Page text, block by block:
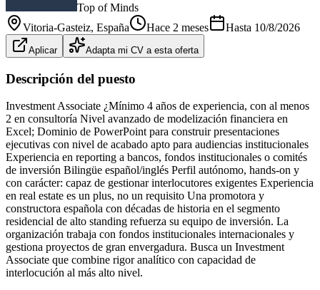
Top of Minds
Vitoria-Gasteiz, España Hace 2 meses Hasta 10/8/2026
Aplicar Adapta mi CV a esta oferta
Descripción del puesto
Investment Associate ¿Mínimo 4 años de experiencia, con al menos
2 en consultoría Nivel avanzado de modelización financiera en
Excel; Dominio de PowerPoint para construir presentaciones
ejecutivas con nivel de acabado apto para audiencias institucionales
Experiencia en reporting a bancos, fondos institucionales o comités
de inversión Bilingüe español/inglés Perfil autónomo, hands-on y
con carácter: capaz de gestionar interlocutores exigentes Experiencia
en real estate es un plus, no un requisito Una promotora y
constructora española con décadas de historia en el segmento
residencial de alto standing refuerza su equipo de inversión. La
organización trabaja con fondos institucionales internacionales y
gestiona proyectos de gran envergadura. Busca un Investment
Associate que combine rigor analítico con capacidad de
interlocución al más alto nivel.